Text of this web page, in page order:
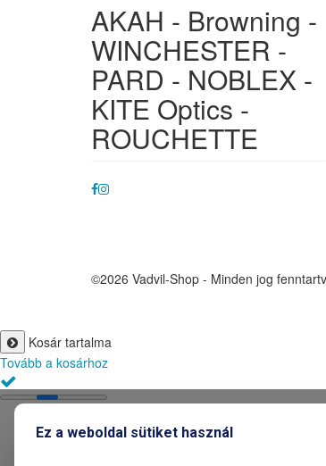
AKAH - Browning -
WINCHESTER -
PARD - NOBLEX -
KITE Optics -
ROUCHETTE
©2026 Vadvil-Shop - Minden jog
Kosár tartalma
Tovább a kosárhoz
Ez a weboldal sütiket használ